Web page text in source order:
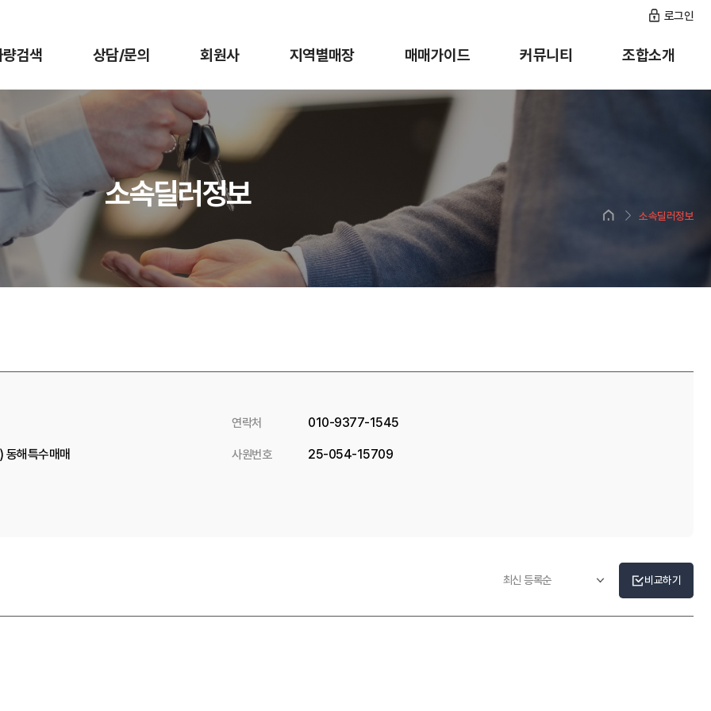
량검색 상담/문의 회원사 지역별매장 매매가이드 커뮤니티 조합소개
로그인
소속딜러정보
소속딜러정보
연락처 010-9377-1545
동해특수매매 사원번호 25-054-15709
비교하기